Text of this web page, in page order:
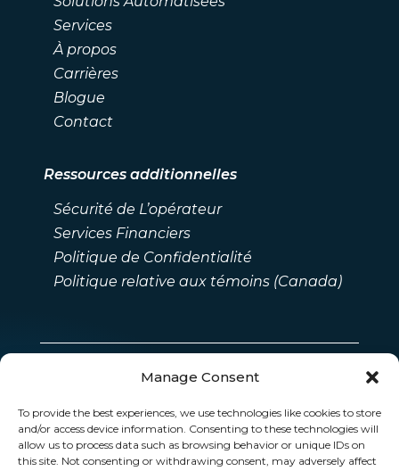
Manage Consent
To provide the best experiences, we use technologies like cookies to store
and/or access device information. Consenting to these technologies will
allow us to process data such as browsing behavior or unique IDs on
this site. Not consenting or withdrawing consent, may adversely affect
Services
À propos
Carrières
Blogue
Contact
Ressources additionnelles
Sécurité de L’opérateur
Services Financiers
Politique de Confidentialité
Politique relative aux témoins (Canada)